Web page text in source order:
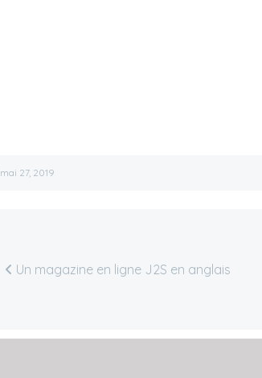
mai 27, 2019
Un magazine en ligne J2S en anglais